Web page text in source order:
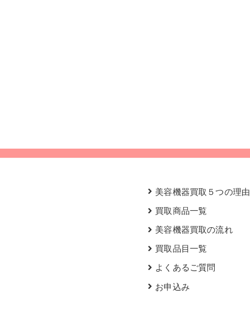
美容機器買取５つの理由
買取商品一覧
美容機器買取の流れ
買取品目一覧
よくあるご質問
お申込み